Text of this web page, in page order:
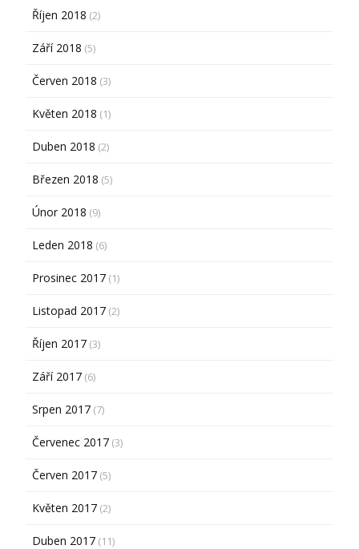
Říjen 2018 (2)
Září 2018 (5)
Červen 2018 (3)
Květen 2018 (1)
Duben 2018 (2)
Březen 2018 (5)
Únor 2018 (9)
Leden 2018 (6)
Prosinec 2017 (1)
Listopad 2017 (2)
Říjen 2017 (3)
Září 2017 (6)
Srpen 2017 (7)
Červenec 2017 (3)
Červen 2017 (5)
Květen 2017 (2)
Duben 2017 (11)